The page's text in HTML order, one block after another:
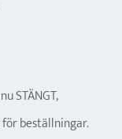
STÄNGT,
beställningar.